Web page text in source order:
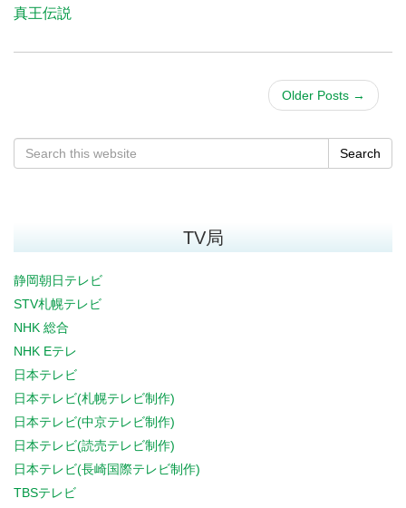
真王伝説
Older Posts →
Search
TV局
静岡朝日テレビ
STV札幌テレビ
NHK 総合
NHK Eテレ
日本テレビ
日本テレビ(札幌テレビ制作)
日本テレビ(中京テレビ制作)
日本テレビ(読売テレビ制作)
日本テレビ(長崎国際テレビ制作)
TBSテレビ